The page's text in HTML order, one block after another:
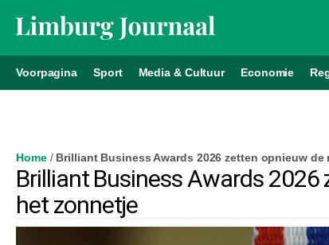
Voorpagina Sport Media & Cultuur Economie
Home/ Brilliant Business Awards 2026 zetten opnieuw
Brilliant Business Awards
het zonnetje